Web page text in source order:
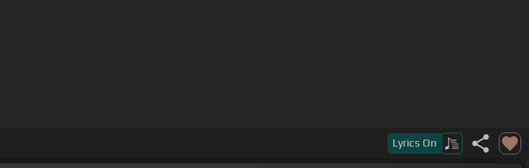
Lyrics On